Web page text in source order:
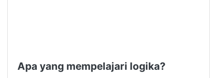
Apa yang mempelajari logika?